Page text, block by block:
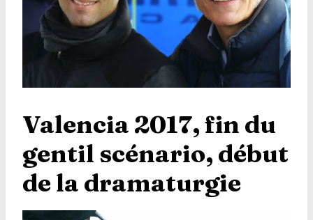
Valencia 2017, fin du
gentil scénario, début
de la dramaturgie